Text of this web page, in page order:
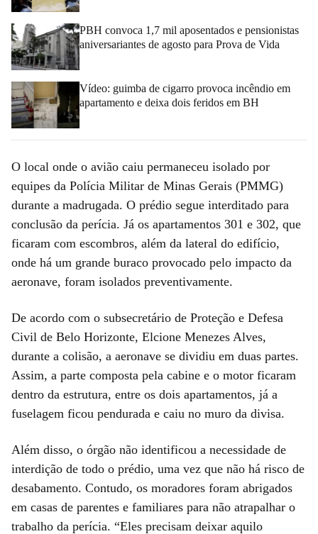
PBH convoca 1,7 mil aposentados e pensionistas
aniversariantes de agosto para Prova de Vida
Vídeo: guimba de cigarro provoca incêndio em
apartamento e deixa dois feridos em BH
O local onde o avião caiu permaneceu isolado por
equipes da Polícia Militar de Minas Gerais (PMMG)
durante a madrugada. O prédio segue interditado para
conclusão da perícia. Já os apartamentos 301 e 302, que
ficaram com escombros, além da lateral do edifício,
onde há um grande buraco provocado pelo impacto da
aeronave, foram isolados preventivamente.
De acordo com o subsecretário de Proteção e Defesa
Civil de Belo Horizonte, Elcione Menezes Alves,
durante a colisão, a aeronave se dividiu em duas partes.
Assim, a parte composta pela cabine e o motor ficaram
dentro da estrutura, entre os dois apartamentos, já a
fuselagem ficou pendurada e caiu no muro da divisa.
Além disso, o órgão não identificou a necessidade de
interdição de todo o prédio, uma vez que não há risco de
desabamento. Contudo, os moradores foram abrigados
em casas de parentes e familiares para não atrapalhar o
trabalho da perícia. “Eles precisam deixar aquilo